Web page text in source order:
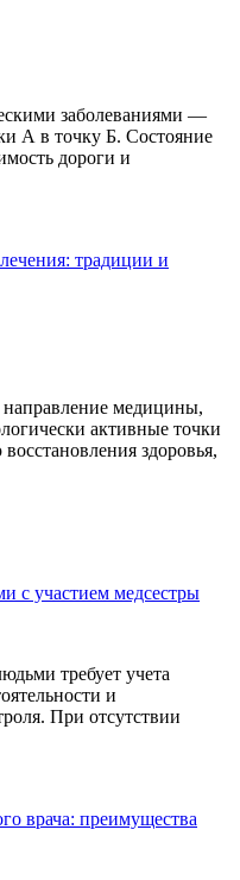
заболеваниями —
А в точку Б. Состояние
дороги и
традиции и
медицины,
активные точки
здоровья,
с участием медсестры
требует учета
и
При отсутствии
врача: преимущества